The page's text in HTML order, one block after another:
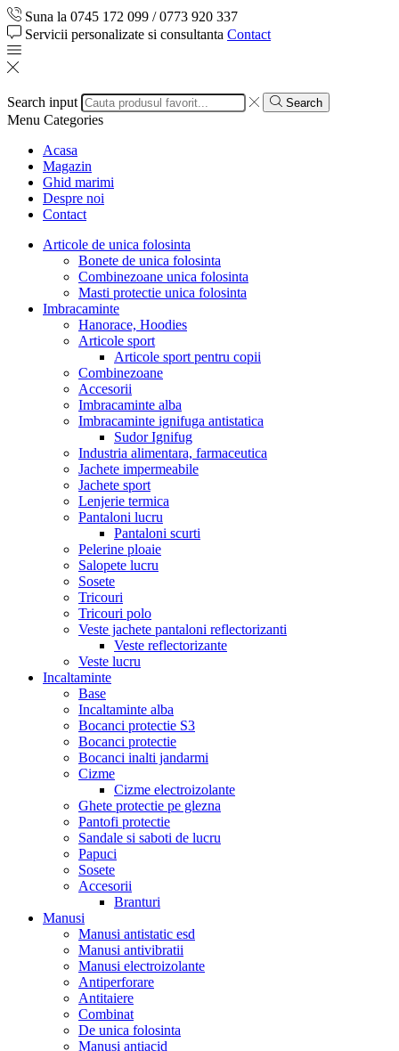
Suna la 0745 172 099 / 0773 920 337
Servicii personalizate si consultanta Contact
Search input Search
Menu Categories
Acasa
Magazin
Ghid marimi
Despre noi
Contact
Articole de unica folosinta
Bonete de unica folosinta
Combinezoane unica folosinta
Masti protectie unica folosinta
Imbracaminte
Hanorace, Hoodies
Articole sport
Articole sport pentru copii
Combinezoane
Accesorii
Imbracaminte alba
Imbracaminte ignifuga antistatica
Sudor Ignifug
Industria alimentara, farmaceutica
Jachete impermeabile
Jachete sport
Lenjerie termica
Pantaloni lucru
Pantaloni scurti
Pelerine ploaie
Salopete lucru
Sosete
Tricouri
Tricouri polo
Veste jachete pantaloni reflectorizanti
Veste reflectorizante
Veste lucru
Incaltaminte
Base
Incaltaminte alba
Bocanci protectie S3
Bocanci protectie
Bocanci inalti jandarmi
Cizme
Cizme electroizolante
Ghete protectie pe glezna
Pantofi protectie
Sandale si saboti de lucru
Papuci
Sosete
Accesorii
Branturi
Manusi
Manusi antistatic esd
Manusi antivibratii
Manusi electroizolante
Antiperforare
Antitaiere
Combinat
De unica folosinta
Manusi antiacid